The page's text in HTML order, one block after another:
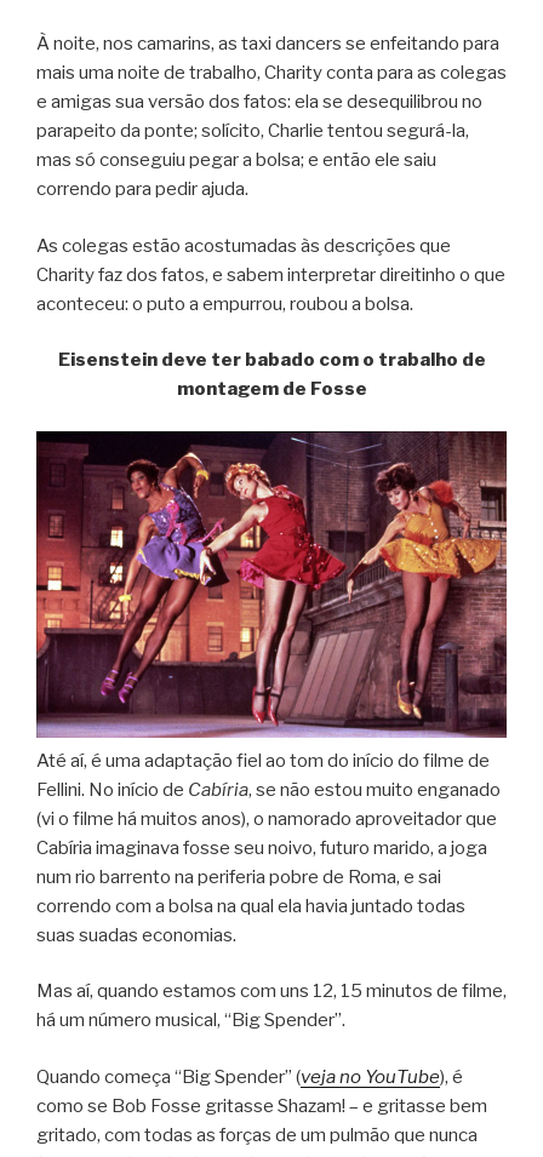
À noite, nos camarins, as taxi dancers se enfeitando para
mais uma noite de trabalho, Charity conta para as colegas
e amigas sua versão dos fatos: ela se desequilibrou no
parapeito da ponte; solícito, Charlie tentou segurá-la,
mas só conseguiu pegar a bolsa; e então ele saiu
correndo para pedir ajuda.
As colegas estão acostumadas às descrições que
Charity faz dos fatos, e sabem interpretar direitinho o que
aconteceu: o puto a empurrou, roubou a bolsa.
Eisenstein deve ter babado com o trabalho de
montagem de Fosse
Até aí, é uma adaptação fiel ao tom do início do filme de
Fellini. No início de Cabíria, se não estou muito enganado
(vi o filme há muitos anos), o namorado aproveitador que
Cabíria imaginava fosse seu noivo, futuro marido, a joga
num rio barrento na periferia pobre de Roma, e sai
correndo com a bolsa na qual ela havia juntado todas
suas suadas economias.
Mas aí, quando estamos com uns 12, 15 minutos de filme,
há um número musical, “Big Spender”.
Quando começa “Big Spender” (veja no YouTube), é
como se Bob Fosse gritasse Shazam! – e gritasse bem
gritado, com todas as forças de um pulmão que nunca